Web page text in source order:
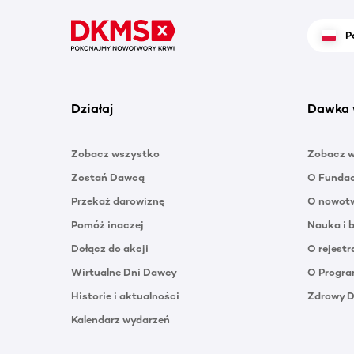
Działaj
Zobacz wszystko
Zostań Dawcą
Przekaż darowiznę
Pomóż inaczej
Dołącz do akcji
Wirtualne Dni Dawcy
Historie i aktualności
Kalendarz wydarzeń
Dawka
Zobacz
O
O
Nauka i
O
O
Zdrowy